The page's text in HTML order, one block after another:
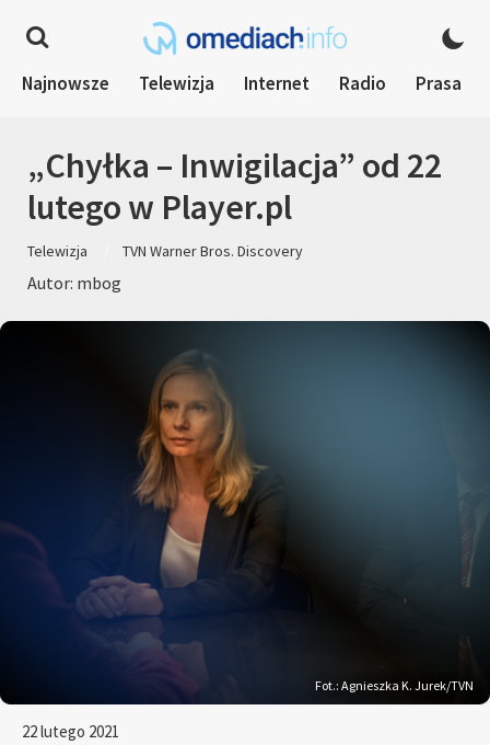
Najnowsze Telewizja Internet Radio Prasa
„Chyłka – Inwigilacja” od 22
lutego w Player.pl
Telewizja TVN Warner Bros. Discovery
Autor: mbog
Fot.: Agnieszka K. Jurek/TVN
22 lutego 2021